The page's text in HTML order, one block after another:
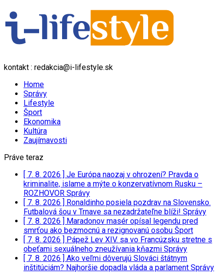
kontakt : redakcia@i-lifestyle.sk
Home
Správy
Lifestyle
Šport
Ekonomika
Kultúra
Zaujímavosti
Práve teraz
[ 7. 8. 2026 ] Je Európa naozaj v ohrození? Pravda o
kriminalite, islame a mýte o konzervatívnom Rusku –
ROZHOVOR Správy
[ 7. 8. 2026 ] Ronaldinho posiela pozdrav na Slovensko.
Futbalová šou v Trnave sa nezadržateľne blíži! Správy
[ 7. 8. 2026 ] Maradonov masér opísal legendu pred
smrťou ako bezmocnú a rezignovanú osobu Šport
[ 7. 8. 2026 ] Pápež Lev XIV. sa vo Francúzsku stretne s
obeťami sexuálneho zneužívania kňazmi Správy
[ 7. 8. 2026 ] Ako veľmi dôverujú Slováci štátnym
inštitúciám? Najhoršie dopadla vláda a parlament Správy